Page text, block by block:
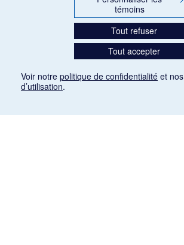
témoins
Tout refuser
Tout accepter
Voir notre politique de confidentialité et nos
d’utilisation.